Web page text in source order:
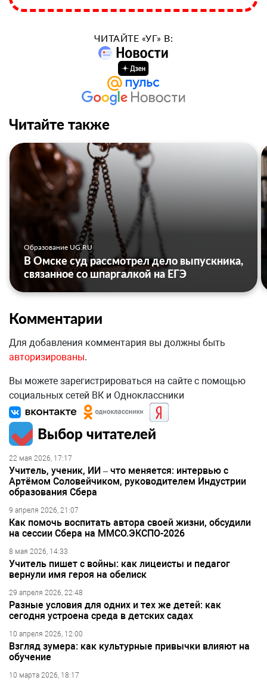
ЧИТАЙТЕ «УГ» В:
Читайте также
Образование UG.RU
В Омске суд рассмотрел дело выпускника,
связанное со шпаргалкой на ЕГЭ
Комментарии
Для добавления комментария вы должны быть
авторизированы.
Вы можете зарегистрироваться на сайте с помощью
социальных сетей ВК и Одноклассники
Выбор читателей
22 мая 2026, 17:17
Учитель, ученик, ИИ – что меняется: интервью с
Артёмом Соловейчиком, руководителем Индустрии
образования Сбера
9 апреля 2026, 21:07
Как помочь воспитать автора своей жизни, обсудили
на сессии Сбера на ММСО.ЭКСПО-2026
8 мая 2026, 14:33
Учитель пишет с войны: как лицеисты и педагог
вернули имя героя на обелиск
29 апреля 2026, 22:48
Разные условия для одних и тех же детей: как
сегодня устроена среда в детских садах
10 апреля 2026, 12:00
Взгляд зумера: как культурные привычки влияют на
обучение
10 марта 2026, 18:17